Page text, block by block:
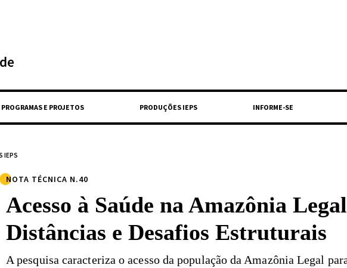
PROGRAMAS E PROJETOS PRODUÇÕES IEPS INFORME-SE
IEPS
NOTA TÉCNICA N.40
Acesso à Saúde na Amazônia
Distâncias e Desafios Estruturais
A pesquisa caracteriza o acesso da população da Amazônia Legal